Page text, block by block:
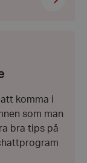
komma i
som man
bra tips på